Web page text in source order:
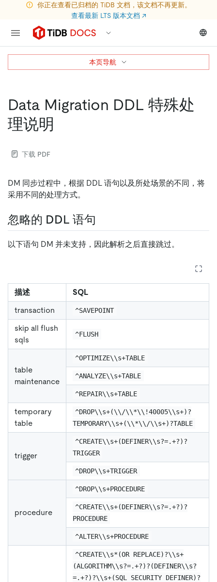
你正在查看已归档的 TiDB 文档，该文档不再更新。
查看最新 LTS 版本文档 ↗
Data Migration DDL 特殊处
理说明
下载 PDF
DM 同步过程中，根据 DDL 语句以及所处场景的不同，将
采用不同的处理方式。
忽略的 DDL 语句
以下语句 DM 并未支持，因此解析之后直接跳过。
描述
SQL
transaction
^SAVEPOINT
skip all flush
sqls
^FLUSH
table
maintenance
^OPTIMIZE\\s+TABLE
^ANALYZE\\s+TABLE
^REPAIR\\s+TABLE
temporary
table
^DROP\\s+(\\/\\*\\!40005\\s+)?
TEMPORARY\\s+(\\*\\/\\s+)?TABLE
trigger
^CREATE\\s+(DEFINER\\s?=.+?)?
TRIGGER
^DROP\\s+TRIGGER
procedure
^DROP\\s+PROCEDURE
^CREATE\\s+(DEFINER\\s?=.+?)?
PROCEDURE
^ALTER\\s+PROCEDURE
^CREATE\\s*(OR REPLACE)?\\s+
(ALGORITHM\\s?=.+?)?(DEFINER\\s?
=.+?)?\\s+(SQL SECURITY DEFINER)?
本页导航